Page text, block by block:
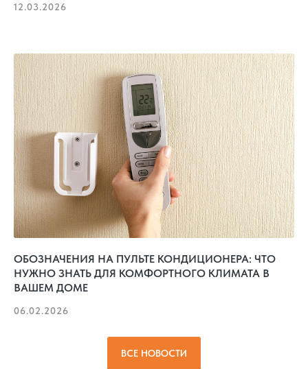
12.03.2026
ОБОЗНАЧЕНИЯ НА ПУЛЬТЕ КОНДИЦИОНЕРА: ЧТО
НУЖНО ЗНАТЬ ДЛЯ КОМФОРТНОГО КЛИМАТА В
ВАШЕМ ДОМЕ
06.02.2026
ВСЕ НОВОСТИ